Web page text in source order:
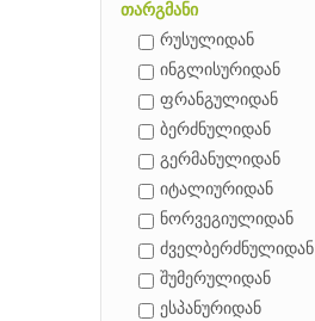
თარგმანი
რუსულიდან
ინგლისურიდან
ფრანგულიდან
ბერძნულიდან
გერმანულიდან
იტალიურიდან
ნორვეგიულიდან
ძველბერძნულიდან
შუმერულიდან
ესპანურიდან